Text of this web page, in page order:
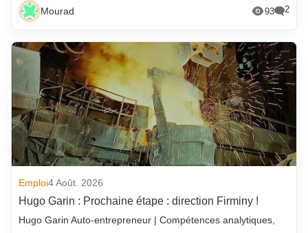
Mourad 93 2
Emploi4 Août. 2026
Hugo Garin : Prochaine étape : direction Firminy !
Hugo Garin Auto-entrepreneur | Compétences analytiques,